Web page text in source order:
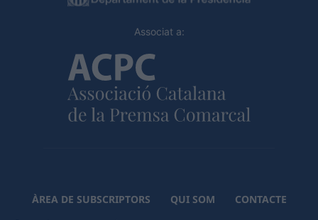
Associat a:
ÀREA DE SUBSCRIPTORS QUI SOM
CONTACTE